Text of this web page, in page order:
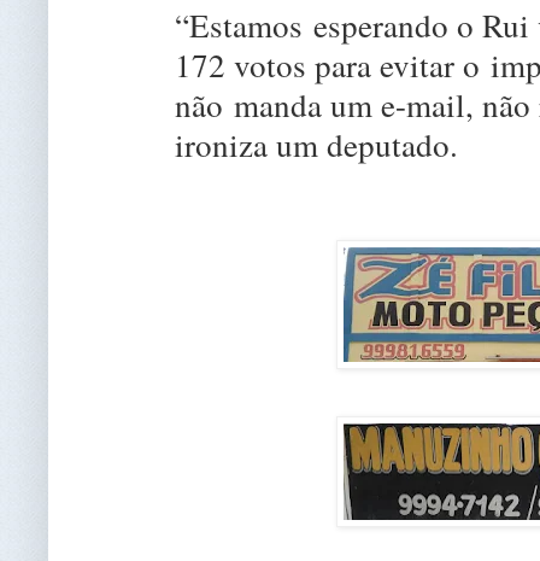
“Estamos esperando o
172 votos para evitar o
não manda um e-mail,
ironiza um deputado.